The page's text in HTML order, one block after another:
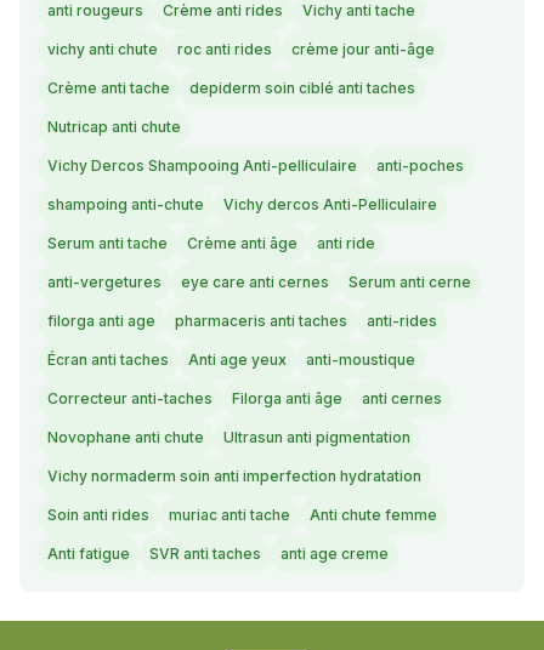
anti rougeurs Crème anti rides Vichy anti tache
vichy anti chute roc anti rides crème jour anti-âge
Crème anti tache depiderm soin ciblé anti taches
Nutricap anti chute
Vichy Dercos Shampooing Anti-pelliculaire anti-poches
shampoing anti-chute Vichy dercos Anti-Pelliculaire
Serum anti tache Crème anti âge anti ride
anti-vergetures eye care anti cernes Serum anti cerne
filorga anti age pharmaceris anti taches anti-rides
Écran anti taches Anti age yeux anti-moustique
Correcteur anti-taches Filorga anti âge anti cernes
Novophane anti chute Ultrasun anti pigmentation
Vichy normaderm soin anti imperfection hydratation
Soin anti rides muriac anti tache Anti chute femme
Anti fatigue SVR anti taches anti age creme